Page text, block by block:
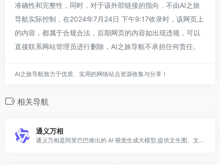
准确性和完整性，同时，对于该外部链接的指向，不由AI之旅
导航实际控制，在2024年7月24日 下午9:17收录时，该网页上
的内容，都属于合规合法，后期网页的内容如出现违规，可以
直接联系网站管理员进行删除，AI之旅导航不承担任何责任。
AI之旅导航致力于优质、实用的网络站点资源收集与分享！
相关导航
通义万相
通义万相是阿里巴巴推出的 AI 视觉生成大模型,提供文生图、文生视频、图生视频等能力,其视频生成模型 Wan 已开源,在国内外创作社区被广泛使用与二次开发。